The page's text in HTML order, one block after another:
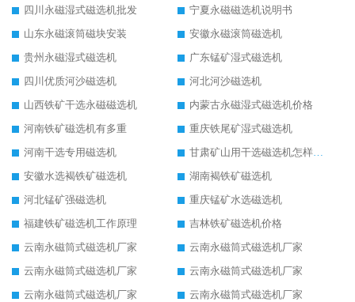
四川永磁湿式磁选机批发
宁夏永磁磁选机说明书
山东永磁滚筒磁块安装
安徽永磁滚筒磁选机
贵州永磁湿式磁选机
广东锰矿湿式磁选机
四川优质河沙磁选机
河北河沙磁选机
山西铁矿干选永磁磁选机
内蒙古永磁湿式磁选机价格
河南铁矿磁选机有多重
重庆铁尾矿湿式磁选机
河南干选专用磁选机
甘肃矿山用干选磁选机怎样调磁
安徽水选褐铁矿磁选机
湖南褐铁矿磁选机
河北锰矿强磁选机
重庆锰矿水选磁选机
福建铁矿磁选机工作原理
吉林铁矿磁选机价格
云南永磁筒式磁选机厂家
云南永磁筒式磁选机厂家
云南永磁筒式磁选机厂家
云南永磁筒式磁选机厂家
云南永磁筒式磁选机厂家
云南永磁筒式磁选机厂家